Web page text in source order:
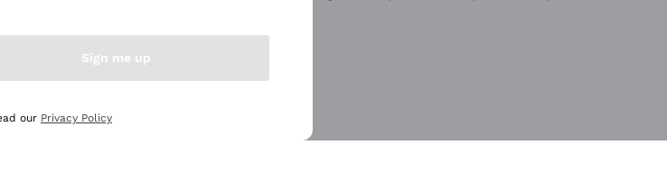
Sign me up
our Privacy Policy